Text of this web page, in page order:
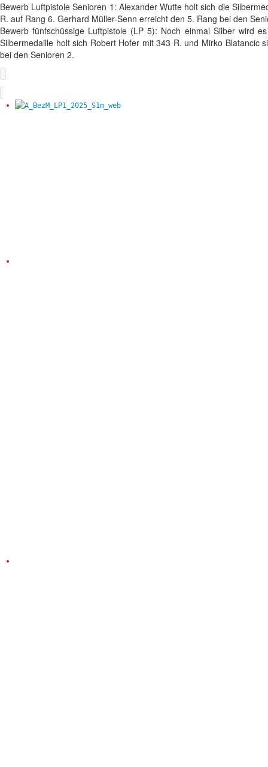
Bewerb Luftpistole Senioren 1: Alexander Wutte holt sich die
R. auf Rang 6. Gerhard Müller-Senn erreicht den 5. Rang bei den
Bewerb fünfschüssige Luftpistole (LP 5): Noch einmal Silber wird
Silbermedaille holt sich Robert Hofer mit 343 R. und Mirko
bei den Senioren 2.